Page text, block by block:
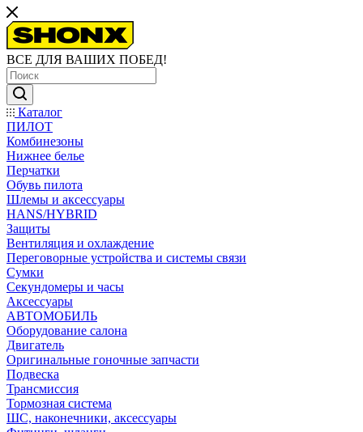
ВСЕ ДЛЯ ВАШИХ ПОБЕД!
Каталог
ПИЛОТ
Комбинезоны
Нижнее белье
Перчатки
Обувь пилота
Шлемы и аксессуары
HANS/HYBRID
Защиты
Вентиляция и охлаждение
Переговорные устройства и системы связи
Сумки
Секундомеры и часы
Аксессуары
АВТОМОБИЛЬ
Оборудование салона
Двигатель
Оригинальные гоночные запчасти
Подвеска
Трансмиссия
Тормозная система
ШС, наконечники, аксессуары